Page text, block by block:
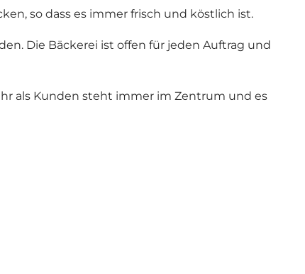
so dass es immer frisch und köstlich ist.
Die Bäckerei ist offen für jeden Auftrag und
als Kunden steht immer im Zentrum und es